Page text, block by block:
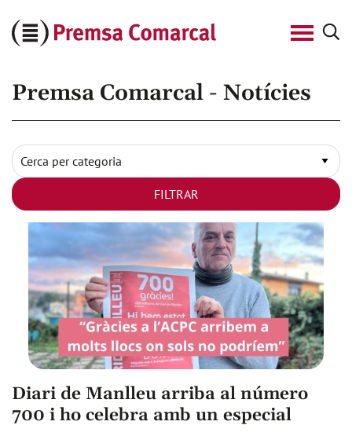
Cerca
Premsa Comarcal - Notícies
Diari de Manlleu arriba al número
700 i ho celebra amb un especial